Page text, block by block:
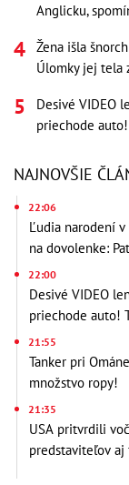
Anglicku,
Žena išla
Úlomky jej tela
Desivé VIDEO
priechode
NAJNOVŠIE
22:06
Ľudia narodení
na dovolenke:
22:00
Desivé VIDEO
priechode auto!
21:55
Tanker pri
množstvo ropy!
21:35
USA pritvrdili
predstaviteľov aj